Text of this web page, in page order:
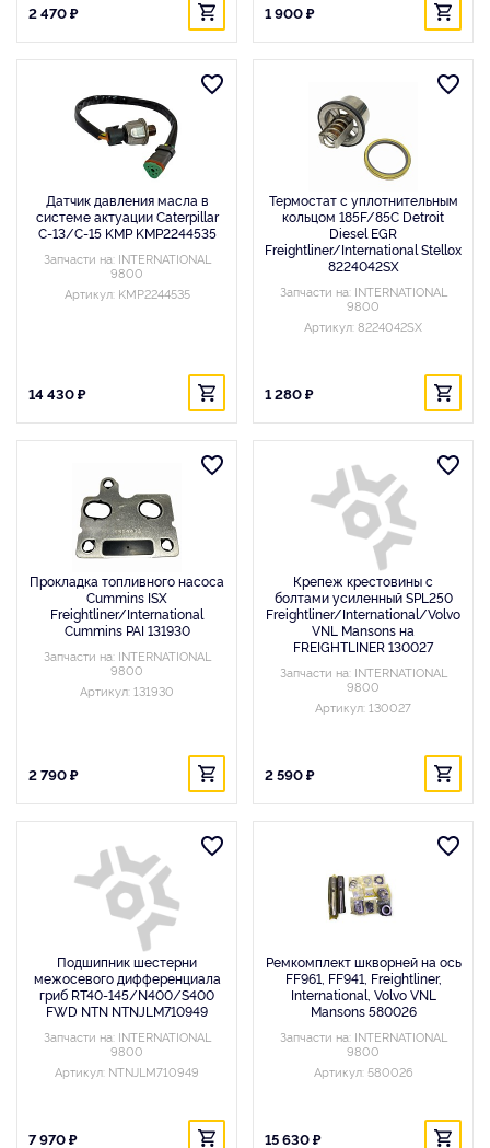
2 470 ₽ 1 900 ₽
Датчик давления масла в
системе актуации Caterpillar
C-13/C-15 KMP KMP2244535
Запчасти на: INTERNATIONAL
9800
Артикул: KMP2244535
14 430 ₽
Термостат с уплотнительным
кольцом 185F/85C Detroit
Diesel EGR
Freightliner/International Stellox
8224042SX
Запчасти на: INTERNATIONAL
9800
Артикул: 8224042SX
1 280 ₽
Прокладка топливного насоса
Cummins ISX
Freightliner/International
Cummins PAI 131930
Запчасти на: INTERNATIONAL
9800
Артикул: 131930
2 790 ₽
Крепеж крестовины с
болтами усиленный SPL250
Freightliner/International/Volvo
VNL Mansons на
FREIGHTLINER 130027
Запчасти на: INTERNATIONAL
9800
Артикул: 130027
2 590 ₽
Подшипник шестерни
межосевого дифференциала
гриб RT40-145/N400/S400
FWD NTN NTNJLM710949
Запчасти на: INTERNATIONAL
9800
Артикул: NTNJLM710949
7 970 ₽
Ремкомплект шкворней на ось
FF961, FF941, Freightliner,
International, Volvo VNL
Mansons 580026
Запчасти на: INTERNATIONAL
9800
Артикул: 580026
15 630 ₽